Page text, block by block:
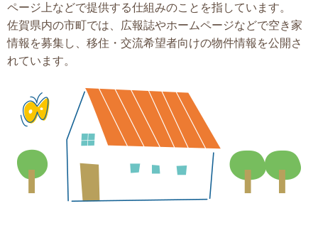
ページ上などで提供する仕組みのことを指しています。
佐賀県内の市町では、広報誌やホームページなどで空き家
情報を募集し、移住・交流希望者向けの物件情報を公開さ
れています。